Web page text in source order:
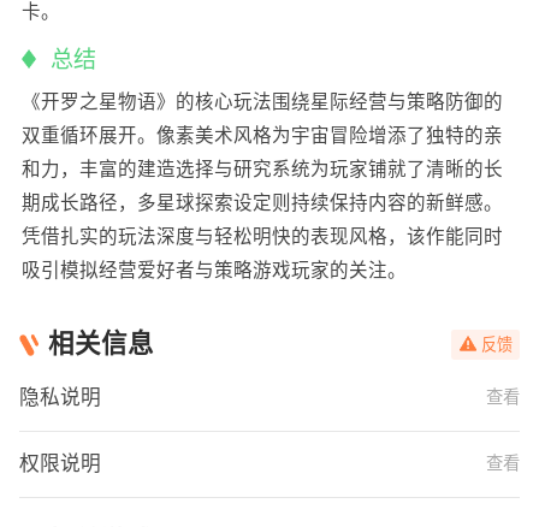
卡。
总结
《开罗之星物语》的核心玩法围绕星际经营与策略防御的
双重循环展开。像素美术风格为宇宙冒险增添了独特的亲
和力，丰富的建造选择与研究系统为玩家铺就了清晰的长
期成长路径，多星球探索设定则持续保持内容的新鲜感。
凭借扎实的玩法深度与轻松明快的表现风格，该作能同时
吸引模拟经营爱好者与策略游戏玩家的关注。
相关信息 反馈
隐私说明 查看
权限说明 查看